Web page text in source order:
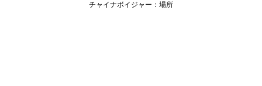
チャイナボイジャー：場所